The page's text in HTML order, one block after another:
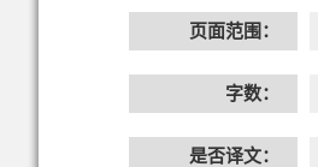
页面范围：
字数：
是否译文：